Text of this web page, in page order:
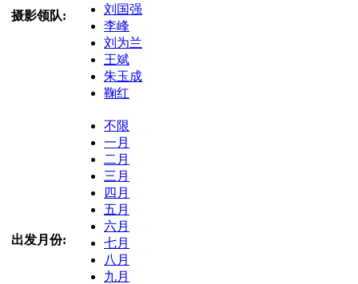
摄影领队:
刘国强
李峰
刘为兰
王斌
朱玉成
鞠红
出发月份:
不限
一月
二月
三月
四月
五月
六月
七月
八月
九月